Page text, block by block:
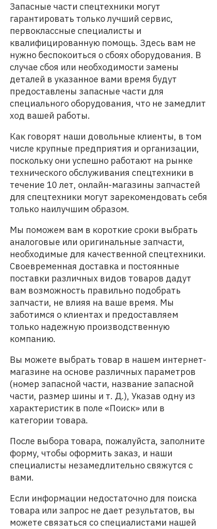
Запасные части спецтехники могут
гарантировать только лучший сервис,
первоклассные специалисты и
квалифицированную помощь. Здесь вам не
нужно беспокоиться о сбоях оборудования. В
случае сбоя или необходимости замены
деталей в указанное вами время будут
предоставлены запасные части для
специального оборудования, что не замедлит
ход вашей работы.
Как говорят наши довольные клиенты, в том
числе крупные предприятия и организации,
поскольку они успешно работают на рынке
технического обслуживания спецтехники в
течение 10 лет, онлайн-магазины запчастей
для спецтехники могут зарекомендовать себя
только наилучшим образом.
Мы поможем вам в короткие сроки выбрать
аналоговые или оригинальные запчасти,
необходимые для качественной спецтехники.
Своевременная доставка и постоянные
поставки различных видов товаров дадут
вам возможность правильно подобрать
запчасти, не влияя на ваше время. Мы
заботимся о клиентах и предоставляем
только надежную производственную
компанию.
Вы можете выбрать товар в нашем интернет-
магазине на основе различных параметров
(номер запасной части, название запасной
части, размер шины и т. Д.), Указав одну из
характеристик в поле «Поиск» или в
категории товара.
После выбора товара, пожалуйста, заполните
форму, чтобы оформить заказ, и наши
специалисты незамедлительно свяжутся с
вами.
Если информации недостаточно для поиска
товара или запрос не дает результатов, вы
можете связаться со специалистами нашей